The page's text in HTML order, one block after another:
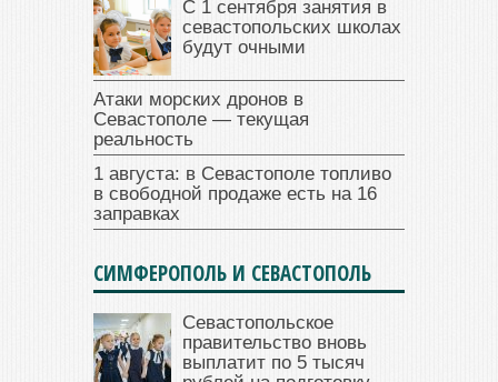
С 1 сентября занятия в
севастопольских школах
будут очными
Атаки морских дронов в
Севастополе — текущая
реальность
1 августа: в Севастополе топливо
в свободной продаже есть на 16
заправках
СИМФЕРОПОЛЬ И СЕВАСТОПОЛЬ
Севастопольское
правительство вновь
выплатит по 5 тысяч